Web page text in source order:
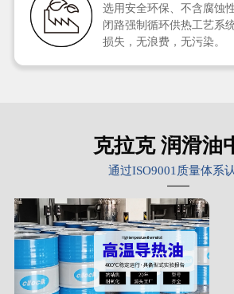
选用安全环保、不含腐蚀
闭路强制循环供热工艺系
损失，无浪费，无污染。
克拉克 润滑油
通过ISO9001质量体系